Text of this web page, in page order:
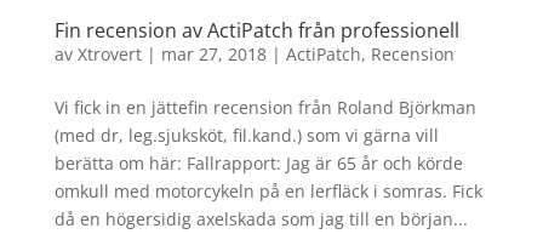
Fin recension av ActiPatch från professionell
av Xtrovert| mar 27, 2018| ActiPatch, Recension
Vi fick in en jättefin recension från Roland Björkman
(med dr, leg.sjuksköt, fil.kand.) som vi gärna vill
berätta om här: Fallrapport: Jag är 65 år och körde
omkull med motorcykeln på en lerfläck i somras. Fick
då en högersidig axelskada som jag till en början...